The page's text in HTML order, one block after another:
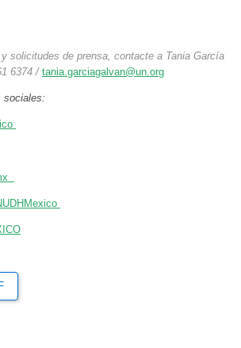
solicitudes de prensa, contacte a Tania García
6374 / tania.garciagalvan@un.org
sociales: